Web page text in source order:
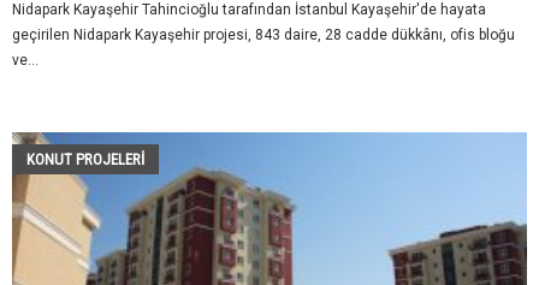
Nidapark Kayaşehir Tahincioğlu tarafından İstanbul Kayaşehir'de hayata
geçirilen Nidapark Kayaşehir projesi, 843 daire, 28 cadde dükkânı, ofis bloğu
ve...
KONUT PROJELERI